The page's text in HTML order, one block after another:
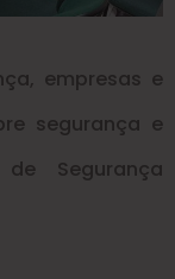
empresas e
segurança e
Segurança